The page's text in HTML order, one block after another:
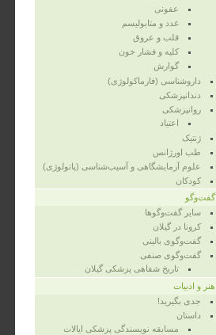
عفونی
غدد و متابولیسم
قلب و عروق
کلیه و فشار خون
گوارش
داروشناسی (فارماکولوژی)
دندانپزشکی
روانپزشکی
اعتیاد
ژنتیک
طب اورژانس
علوم آزمایشگاهی و آسیب‌شناسی (پاتولوژی)
کودکان
گفت‌وگو
سایر گفت‌وگوها
کرونا در گیلان
گفت‌وگوی بالینی
گفت‌وگوی صنفی
تاریخ شفاهی پزشکی گیلان
هنر و ادبیات
جدی بگیرید!
داستان
مسابقه نویسندگی پزشکی ایالات